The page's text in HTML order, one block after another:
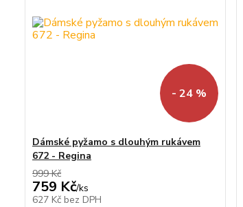
- 24 %
Dámské pyžamo s dlouhým rukávem
672 - Regina
999 Kč
759 Kč/ks
627 Kč bez DPH